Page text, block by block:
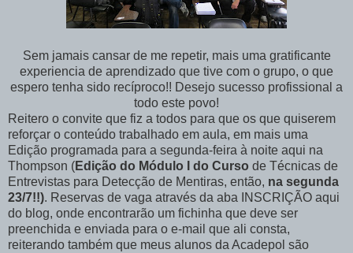
Sem jamais cansar de me repetir, mais uma gratificante
experiencia de aprendizado que tive com o grupo, o que
espero tenha sido recíproco!! Desejo sucesso profissional a
todo este povo!
Reitero o convite que fiz a todos para que os que quiserem
reforçar o conteúdo trabalhado em aula, em mais uma
Edição programada para a segunda-feira à noite aqui na
Thompson (Edição do Módulo I do Curso de Técnicas de
Entrevistas para Detecção de Mentiras, então, na segunda
23/7!!). Reservas de vaga através da aba INSCRIÇÃO aqui
do blog, onde encontrarão um fichinha que deve ser
preenchida e enviada para o e-mail que ali consta,
reiterando também que meus alunos da Acadepol são